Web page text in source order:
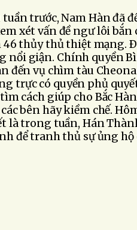
trước, Nam Hàn đã
xét vấn đề ngư lôi
thủy thủ thiệt mạng.
nổi giận. Chính quyền
đến vụ chìm tàu
trực có quyền phủ
cách giúp cho Bắc
bên hãy kiềm chế.
là trong tuần, Hán
để tranh thủ sự ủng